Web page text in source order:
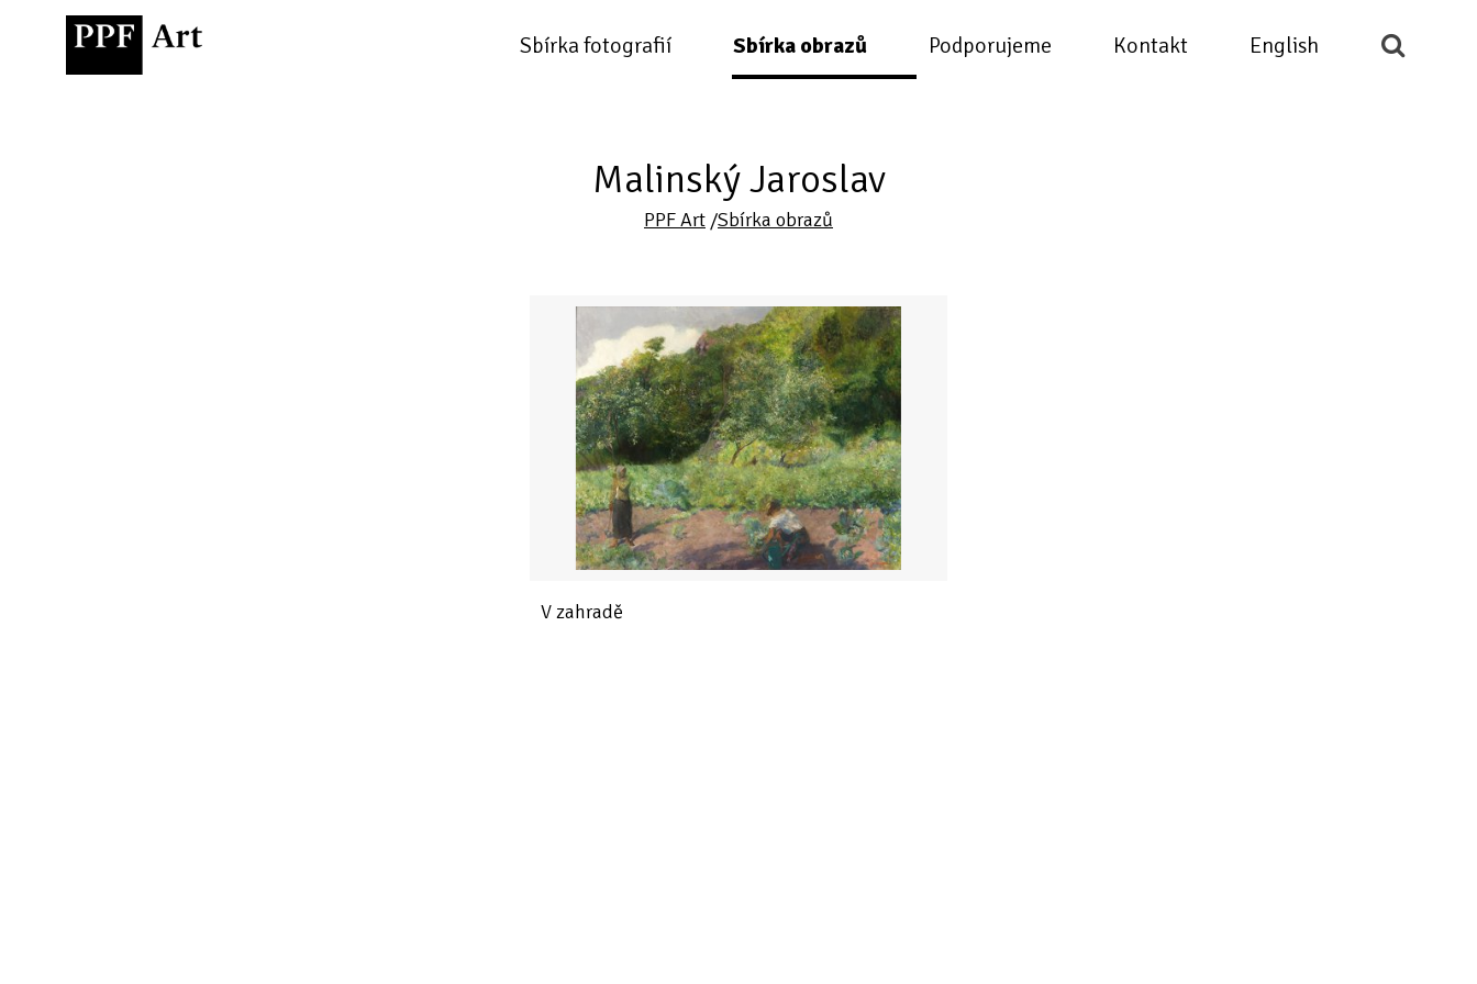
Sbírka fotografií Sbírka obrazů Podporujeme Kontakt English
Malinský Jaroslav
PPF Art /Sbírka obrazů
V zahradě